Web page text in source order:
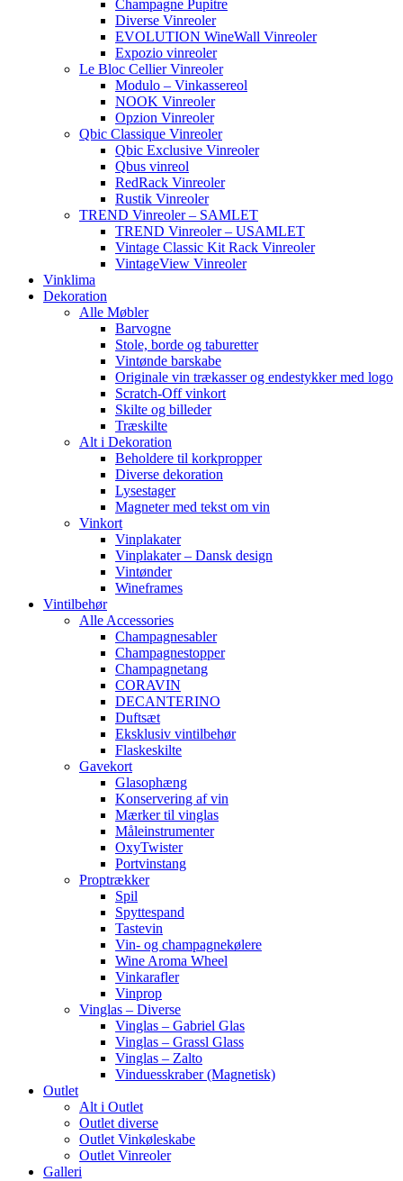
Champagne Pupitre
Diverse Vinreoler
EVOLUTION WineWall Vinreoler
Expozio vinreoler
Le Bloc Cellier Vinreoler
Modulo – Vinkassereol
NOOK Vinreoler
Opzion Vinreoler
Qbic Classique Vinreoler
Qbic Exclusive Vinreoler
Qbus vinreol
RedRack Vinreoler
Rustik Vinreoler
TREND Vinreoler – SAMLET
TREND Vinreoler – USAMLET
Vintage Classic Kit Rack Vinreoler
VintageView Vinreoler
Vinklima
Dekoration
Alle Møbler
Barvogne
Stole, borde og taburetter
Vintønde barskabe
Originale vin trækasser og endestykker med logo
Scratch-Off vinkort
Skilte og billeder
Træskilte
Alt i Dekoration
Beholdere til korkpropper
Diverse dekoration
Lysestager
Magneter med tekst om vin
Vinkort
Vinplakater
Vinplakater – Dansk design
Vintønder
Wineframes
Vintilbehør
Alle Accessories
Champagnesabler
Champagnestopper
Champagnetang
CORAVIN
DECANTERINO
Duftsæt
Eksklusiv vintilbehør
Flaskeskilte
Gavekort
Glasophæng
Konservering af vin
Mærker til vinglas
Måleinstrumenter
OxyTwister
Portvinstang
Proptrækker
Spil
Spyttespand
Tastevin
Vin- og champagnekølere
Wine Aroma Wheel
Vinkarafler
Vinprop
Vinglas – Diverse
Vinglas – Gabriel Glas
Vinglas – Grassl Glass
Vinglas – Zalto
Vinduesskraber (Magnetisk)
Outlet
Alt i Outlet
Outlet diverse
Outlet Vinkøleskabe
Outlet Vinreoler
Galleri